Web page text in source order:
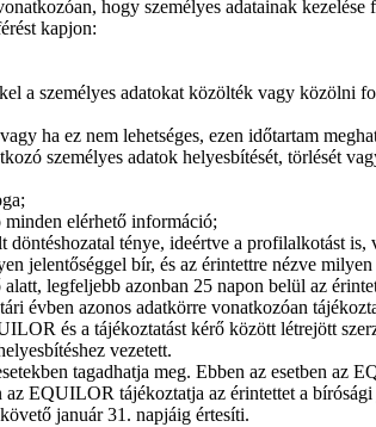
hogy személyes adatainak
kapjon:
a személyes adatokat közölték vagy közölni
ha ez nem lehetséges, ezen időtartam
személyes adatok helyesbítését, törlését
elérhető információ;
ténye, ideértve a profilalkotást
jelentőséggel bír, és az érintettre nézve
legfeljebb azonban 25 napon belül az
évben azonos adatkörre vonatkozóan
és a tájékoztatást kérő között létrejött
vezetett.
tagadhatja meg. Ebben az esetben az
EQUILOR tájékoztatja az érintettet a
január 31. napjáig értesíti.